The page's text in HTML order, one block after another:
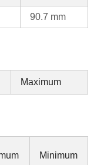
90.7 mm
Maximum
Minimum